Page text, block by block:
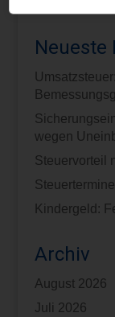
Neueste
wegen
Steuervorteil
Kindergeld:
Archiv
August 2026
Juli 2026